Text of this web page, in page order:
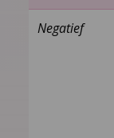
Negatief